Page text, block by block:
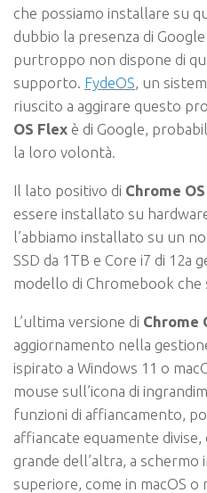
che possiamo installare su
dubbio la presenza di
purtroppo non dispone di
supporto. FydeOS, un
riuscito a aggirare questo
OS Flex è di Google,
la loro volontà.
Il lato positivo di Chrome
essere installato su
l’abbiamo installato su un
SSD da 1TB e Core i7 di 12a
modello di Chromebook che
L’ultima versione di Chrome
aggiornamento nella
ispirato a Windows 11 o
mouse sull’icona di
funzioni di affiancamento,
affiancate equamente divise,
grande dell’altra, a
superiore, come in macOS o